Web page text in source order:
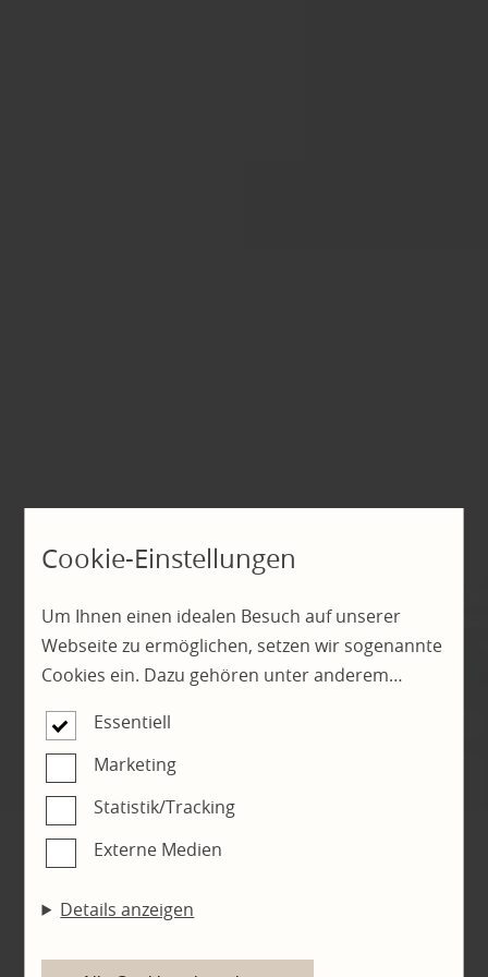
Schiebetüren mit Stil!
Cookie-Einstellungen
Um Ihnen einen idealen Besuch auf unserer
Webseite zu ermöglichen, setzen wir sogenannte
Cookies ein. Dazu gehören unter anderem
reibungslosen Betrieb unserer kommerziellen
Unternehmensseite notwendig sind. Zusätzlich
verwenden wir Cookies zur anonymen Erhebung
von Statistiken sowie solche, die zur Ausspielung
und Anzeige personalisierter Inhalte auch nach
werden können. Durch unsere Cookie-
Essentiell
Marketing
Statistik/Tracking
Externe Medien
Details anzeigen